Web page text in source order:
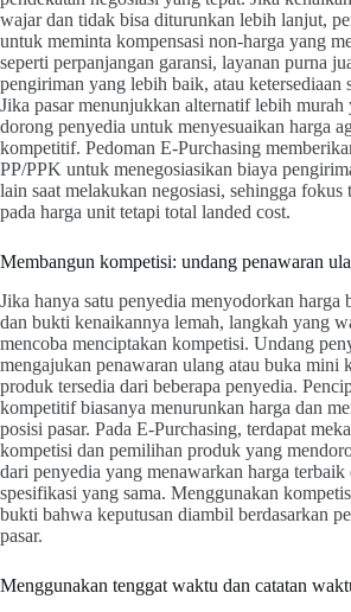
wajar dan tidak bisa diturunkan lebih lanjut,
untuk meminta kompensasi non-harga yang
seperti perpanjangan garansi, layanan purna
pengiriman yang lebih baik, atau ketersediaan
Jika pasar menunjukkan alternatif lebih murah
dorong penyedia untuk menyesuaikan harga
kompetitif. Pedoman E-Purchasing
PP/PPK untuk menegosiasikan biaya
lain saat melakukan negosiasi, sehingga fokus
pada harga unit tetapi total landed cost.
Membangun kompetisi: undang penawaran
Jika hanya satu penyedia menyodorkan harga
dan bukti kenaikannya lemah, langkah yang
mencoba menciptakan kompetisi. Undang
mengajukan penawaran ulang atau buka mini
produk tersedia dari beberapa penyedia.
kompetitif biasanya menurunkan harga dan
posisi pasar. Pada E-Purchasing, terdapat
kompetisi dan pemilihan produk yang
dari penyedia yang menawarkan harga
spesifikasi yang sama. Menggunakan
bukti bahwa keputusan diambil berdasarkan
pasar.
Menggunakan tenggat waktu dan catatan